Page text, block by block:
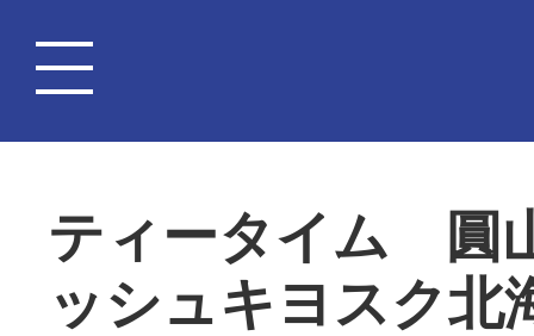
ティータイム 圓
ッシュキヨスク北